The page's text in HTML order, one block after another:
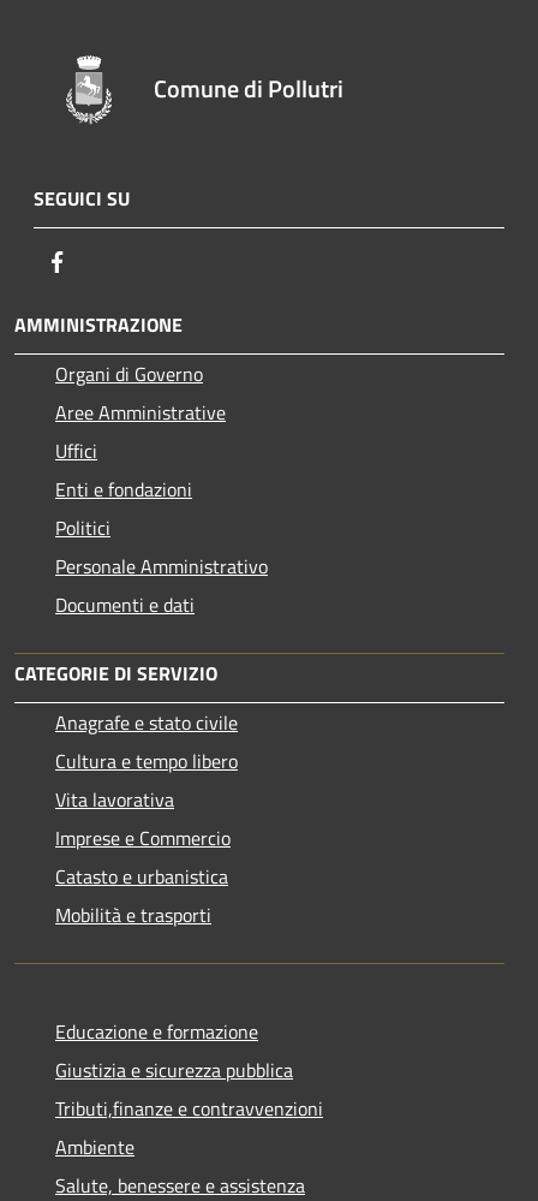
Comune di Pollutri
SEGUICI SU
AMMINISTRAZIONE
Organi di Governo
Aree Amministrative
Uffici
Enti e fondazioni
Politici
Personale Amministrativo
Documenti e dati
CATEGORIE DI SERVIZIO
Anagrafe e stato civile
Cultura e tempo libero
Vita lavorativa
Imprese e Commercio
Catasto e urbanistica
Mobilità e trasporti
Educazione e formazione
Giustizia e sicurezza pubblica
Tributi,finanze e contravvenzioni
Ambiente
Salute, benessere e assistenza